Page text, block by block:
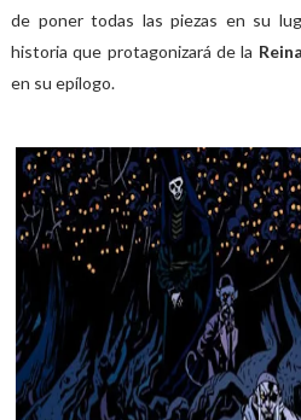
de poner todas las piezas en su
historia que protagonizará de la
en su epílogo.